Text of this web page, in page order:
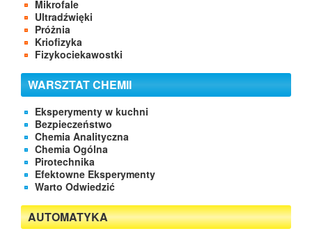
Mikrofale
Ultradźwięki
Próżnia
Kriofizyka
Fizykociekawostki
WARSZTAT CHEMII
Eksperymenty w kuchni
Bezpieczeństwo
Chemia Analityczna
Chemia Ogólna
Pirotechnika
Efektowne Eksperymenty
Warto Odwiedzić
AUTOMATYKA